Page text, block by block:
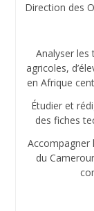
Direction des
Analyser les
agricoles,
en Afrique
Étudier et
des fiches
Accompagner
du